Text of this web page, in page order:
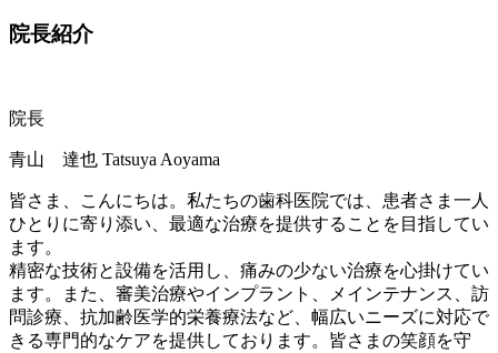
院長紹介
院長
青山 達也 Tatsuya Aoyama
皆さま、こんにちは。私たちの歯科医院では、患者さま一人
ひとりに寄り添い、最適な治療を提供することを目指してい
ます。
精密な技術と設備を活用し、痛みの少ない治療を心掛けてい
ます。また、審美治療やインプラント、メインテナンス、訪
問診療、抗加齢医学的栄養療法など、幅広いニーズに対応で
きる専門的なケアを提供しております。皆さまの笑顔を守